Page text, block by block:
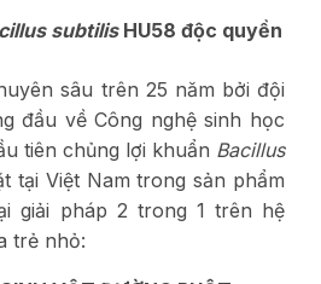
subtilisHU58 độc quyền
sâu trên 25 năm bởi đội
đầu về Công nghệ sinh học
tiên chủng lợi khuẩn Bacillus
tại Việt Nam trong sản phẩm
giải pháp 2 trong 1 trên hệ
trẻ nhỏ: